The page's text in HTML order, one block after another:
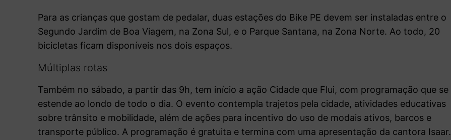
Para as crianças que gostam de pedalar, duas estações do Bike PE devem ser instaladas entre o
Segundo Jardim de Boa Viagem, na Zona Sul, e o Parque Santana, na Zona Norte. Ao todo, 20
bicicletas ficam disponíveis nos dois espaços.
Múltiplas rotas
Também no sábado, a partir das 9h, tem início a ação Cidade que Flui, com programação que se
estende ao londo de todo o dia. O evento contempla trajetos pela cidade, atividades educativas
sobre trânsito e mobilidade, além de ações para incentivo do uso de modais ativos, barcos e
transporte público. A programação é gratuita e termina com uma apresentação da cantora Isaar.